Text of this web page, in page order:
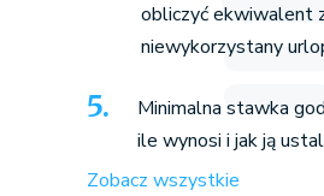
obliczyć ekwiwalent
niewykorzystany
Minimalna stawka
ile wynosi i jak ją
Zobacz wszystkie